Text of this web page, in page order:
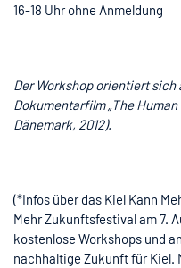
16-18 Uhr ohne Anmeldung
Der Workshop orientiert
Dokumentarfilm „The Human
Dänemark, 2012).
(*Infos über das Kiel Kann
Mehr Zukunftsfestival am 7.
kostenlose Workshops und
nachhaltige Zukunft für Kiel.